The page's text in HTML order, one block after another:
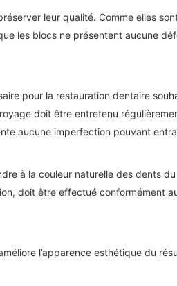
leur qualité. Comme elles
les blocs ne présentent aucune
pour la restauration dentaire
doit être entretenu
aucune imperfection pouvant
à la couleur naturelle des dents
doit être effectué conformément
l’apparence esthétique du